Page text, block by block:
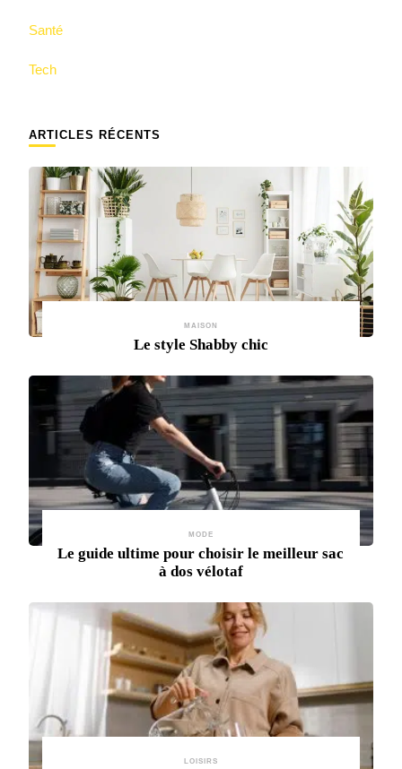
Santé
Tech
ARTICLES RÉCENTS
MAISON
Le style Shabby chic
MODE
Le guide ultime pour choisir le meilleur sac
à dos vélotaf
LOISIRS